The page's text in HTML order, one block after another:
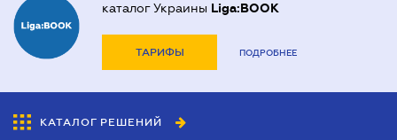
каталог Украины Liga:BOOK
ТАРИФЫ ПОДРОБНЕЕ
КАТАЛОГ РЕШЕНИЙ